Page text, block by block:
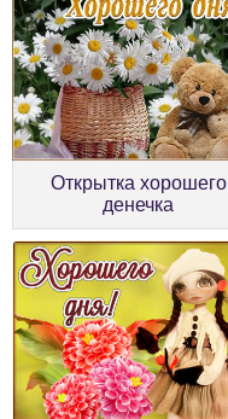
Открытка хорошего
денечка